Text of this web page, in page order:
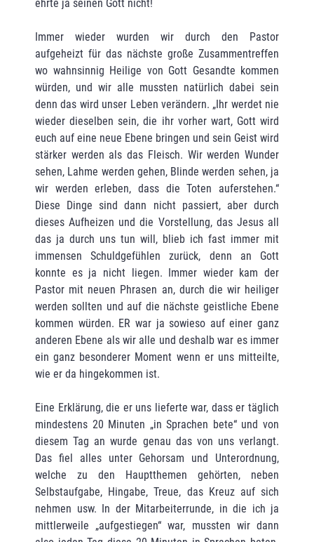
ehrte ja seinen Gott nicht!
Immer wieder wurden wir durch den Pastor
aufgeheizt für das nächste große Zusammentreffen
wo wahnsinnig Heilige von Gott Gesandte kommen
würden, und wir alle mussten natürlich dabei sein
denn das wird unser Leben verändern. „Ihr werdet nie
wieder dieselben sein, die ihr vorher wart, Gott wird
euch auf eine neue Ebene bringen und sein Geist wird
stärker werden als das Fleisch. Wir werden Wunder
sehen, Lahme werden gehen, Blinde werden sehen, ja
wir werden erleben, dass die Toten auferstehen.“
Diese Dinge sind dann nicht passiert, aber durch
dieses Aufheizen und die Vorstellung, das Jesus all
das ja durch uns tun will, blieb ich fast immer mit
immensen Schuldgefühlen zurück, denn an Gott
konnte es ja nicht liegen. Immer wieder kam der
Pastor mit neuen Phrasen an, durch die wir heiliger
werden sollten und auf die nächste geistliche Ebene
kommen würden. ER war ja sowieso auf einer ganz
anderen Ebene als wir alle und deshalb war es immer
ein ganz besonderer Moment wenn er uns mitteilte,
wie er da hingekommen ist.
Eine Erklärung, die er uns lieferte war, dass er täglich
mindestens 20 Minuten „in Sprachen bete“ und von
diesem Tag an wurde genau das von uns verlangt.
Das fiel alles unter Gehorsam und Unterordnung,
welche zu den Hauptthemen gehörten, neben
Selbstaufgabe, Hingabe, Treue, das Kreuz auf sich
nehmen usw. In der Mitarbeiterrunde, in die ich ja
mittlerweile „aufgestiegen“ war, mussten wir dann